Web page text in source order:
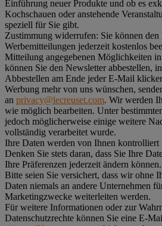
Einführung neuer Produkte und ob es
Kochschauen oder anstehende
speziell für Sie gibt.
Zustimmung widerrufen: Sie können den
Werbemitteilungen jederzeit kostenlos
Mitteilung angegebenen Möglichkeiten
können Sie den Newsletter abbestellen,
Abbestellen am Ende jeder E-Mail
Werbung mehr von uns wünschen,
an privacy@lecreuset.com. Wir werden
wie möglich bearbeiten. Unter
jedoch möglicherweise einige weitere
vollständig verarbeitet wurde.
Ihre Daten werden von Ihnen kontrolliert
Denken Sie stets daran, dass Sie Ihre
Ihre Präferenzen jederzeit ändern können.
Bitte seien Sie versichert, dass wir ohne
Daten niemals an andere Unternehmen
Marketingzwecke weiterleiten werden.
Für weitere Informationen oder zur
Datenschutzrechte können Sie eine E-